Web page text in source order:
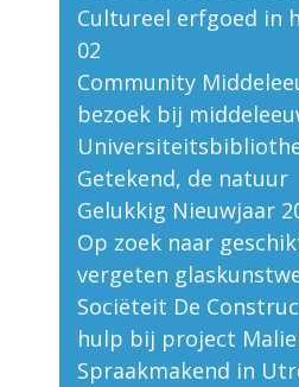
Cultureel erfgoed in
02
Community
bezoek bij
Getekend, de natuur
Gelukkig Nieuwjaar
Op zoek naar
vergeten
Sociëteit De
hulp bij project
Spraakmakend in